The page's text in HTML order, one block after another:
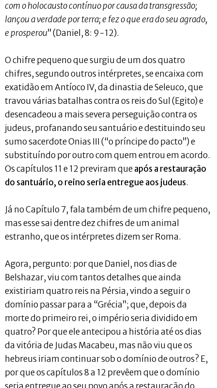
com o holocausto contínuo por causa da transgressão;
lançou a verdade por terra; e fez o que era do seu agrado,
e prosperou” (Daniel, 8: 9-12).
O chifre pequeno que surgiu de um dos quatro
chifres, segundo outros intérpretes, se encaixa com
exatidão em Antíoco IV, da dinastia de Seleuco, que
travou várias batalhas contra os reis do Sul (Egito) e
desencadeou a mais severa perseguição contra os
judeus, profanando seu santuário e destituindo seu
sumo sacerdote Onias III (“o príncipe do pacto”) e
substituíndo por outro com quem entrou em acordo.
Os capítulos 11 e 12 previram queapós a restauração
do santuário, o reino seria entregue aos judeus.
Já no Capítulo 7, fala também de um chifre pequeno,
mas esse sai dentre dez chifres de um animal
estranho, que os intérpretes dizem ser Roma.
Agora, pergunto: por que Daniel, nos dias de
Belshazar, viu com tantos detalhes que ainda
existiriam quatro reis na Pérsia, vindo a seguir o
domínio passar para a “Grécia”; que, depois da
morte do primeiro rei, o império seria dividido em
quatro? Por que ele antecipou a história até os dias
da vitória de Judas Macabeu, mas não viu que os
hebreus iriam continuar sob o domínio de outros? E,
por que os capítulos 8 a 12 prevêem que o domínio